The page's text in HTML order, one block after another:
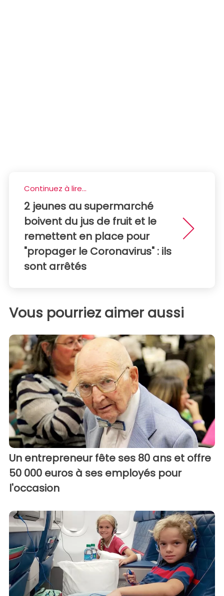
Continuez à lire...
2 jeunes au supermarché
boivent du jus de fruit et le
remettent en place pour
"propager le Coronavirus" : ils
sont arrêtés
Vous pourriez aimer aussi
Un entrepreneur fête ses 80 ans et offre
50 000 euros à ses employés pour
l'occasion